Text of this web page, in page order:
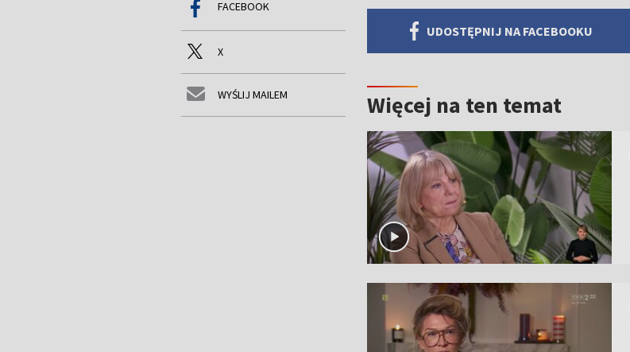
FACEBOOK
X
WYŚLIJ MAILEM
UDOSTĘPNIJ NA FACEBOOKU
Więcej na ten temat